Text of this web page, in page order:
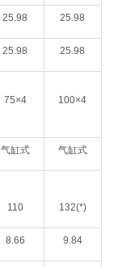
25.98 25.98
25.98 25.98
75×4
100×4
气缸式 气缸式
110 132(*)
8.66 9.84